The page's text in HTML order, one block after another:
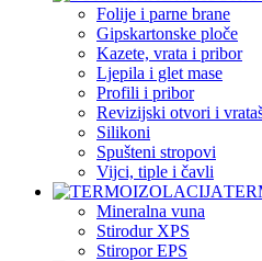
Folije i parne brane
Gipskartonske ploče
Kazete, vrata i pribor
Ljepila i glet mase
Profili i pribor
Revizijski otvori i
Silikoni
Spušteni stropovi
Vijci, tiple i čavli
Mineralna vuna
Stirodur XPS
Stiropor EPS